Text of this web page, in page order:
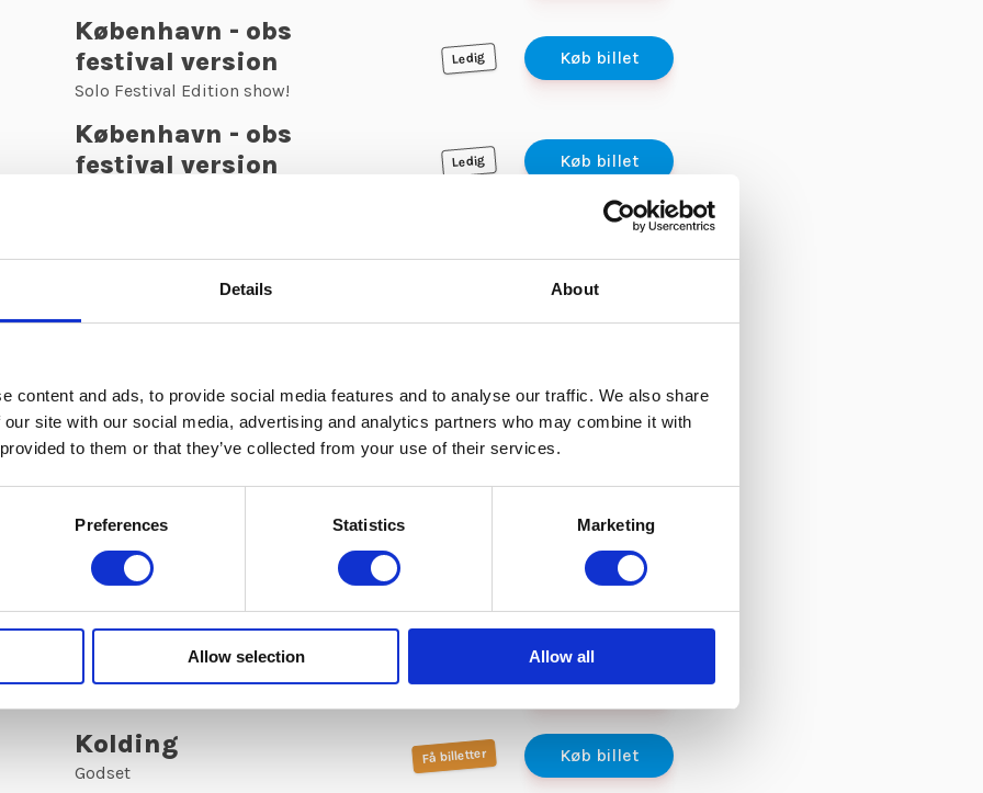
Details About
content and ads, to provide social media features and to analyse our traffic. We also share
site with our social media, advertising and analytics partners who may combine it with
to them or that they’ve collected from your use of their services.
Preferences Statistics Marketing
Allow selection Allow all
København - obs
festival version
Solo Festival Edition show!
Ledig Køb billet
København - obs
festival version
Ledig Køb billet
Holstebro Musikteatret
Ekstra show Køb billet
Vemb
Nørre Vosborg
Få billetter Køb billet
Varde
Polyfonen
Vejle
Bygningen
Svendborg Teater
Ekstra show Køb billet
Ledig Køb billet
Kolding
Godset
Få billetter Køb billet